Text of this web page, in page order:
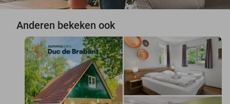
Anderen bekeken ook